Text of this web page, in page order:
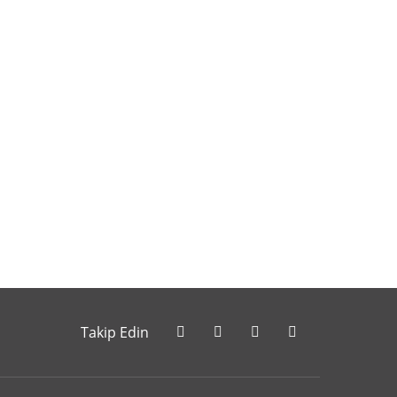
Takip Edin